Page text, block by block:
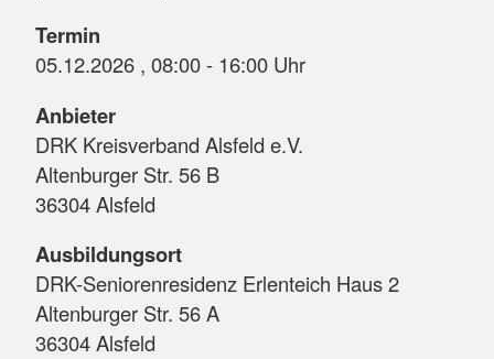
Termin
05.12.2026 , 08:00 - 16:00 Uhr
Anbieter
DRK Kreisverband Alsfeld e.V.
Altenburger Str. 56 B
36304 Alsfeld
Ausbildungsort
DRK-Seniorenresidenz Erlenteich Haus 2
Altenburger Str. 56 A
36304 Alsfeld